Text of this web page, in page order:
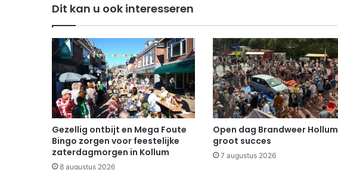
Dit kan u ook interesseren
Gezellig ontbijt en Mega Foute
Bingo zorgen voor feestelijke
zaterdagmorgen in Kollum
8 augustus 2026
Open dag Brandweer Hollum
groot succes
7 augustus 2026